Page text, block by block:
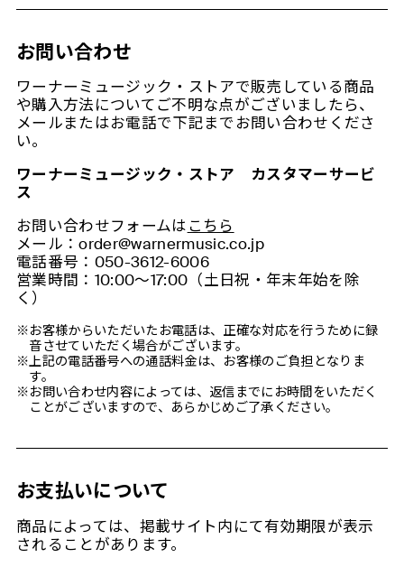
お問い合わせ
ワーナーミュージック・ストアで販売している商品
や購入方法についてご不明な点がございましたら、
メールまたはお電話で下記までお問い合わせくださ
い。
ワーナーミュージック・ストア カスタマーサービ
ス
お問い合わせフォームは こちら
メール：order@warnermusic.co.jp
電話番号：050-3612-6006
営業時間：10:00～17:00（土日祝・年末年始を除
く）
※お客様からいただいたお電話は、正確な対応を行うために録
音させていただく場合がございます。
※上記の電話番号への通話料金は、お客様のご負担となりま
す。
※お問い合わせ内容によっては、返信までにお時間をいただく
ことがございますので、あらかじめご了承ください。
お支払いについて
商品によっては、掲載サイト内にて有効期限が表示
されることがあります。